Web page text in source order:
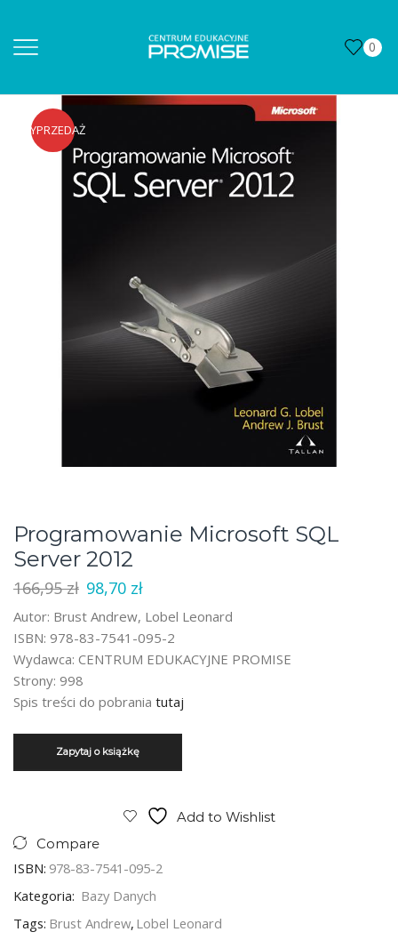
0
WYPRZEDAŻ
Programowanie Microsoft SQL
Server 2012
166,95zł Pierwotna
wynosiła:
166,95 zł.
98,70 złAktualna
wynosi:
98,70 zł.
Autor: Brust Andrew, Lobel Leonard
ISBN: 978-83-7541-095-2
Wydawca: CENTRUM EDUKACYJNE PROMISE
Strony: 998
Spis treści do pobrania tutaj
Add to Wishlist
Compare
ISBN: 978-83-7541-095-2
Kategoria: Bazy Danych
Tags: Brust Andrew, Lobel Leonard